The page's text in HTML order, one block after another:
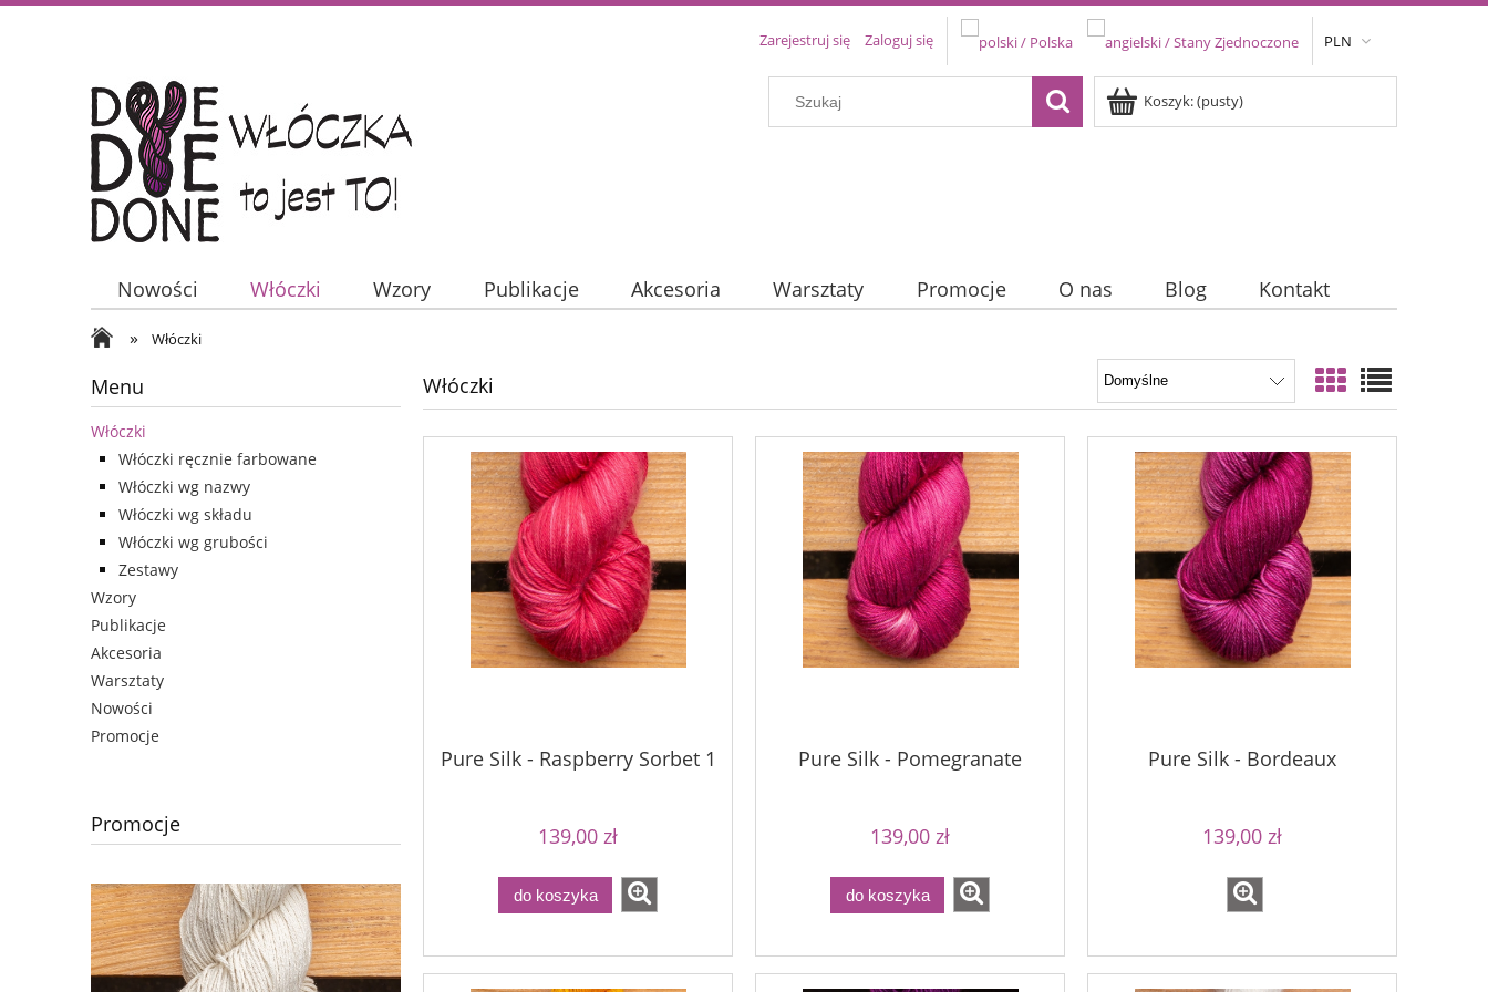
PLN
Zarejestruj się Zaloguj się
Koszyk:(pusty)
Nowości Włóczki Wzory Publikacje Akcesoria Warsztaty Promocje O nas Blog Kontakt
» Włóczki
Menu
Włóczki
Włóczki ręcznie farbowane
Włóczki wg nazwy
Włóczki wg składu
Włóczki wg grubości
Zestawy
Wzory
Publikacje
Akcesoria
Warsztaty
Nowości
Promocje
Promocje
Włóczki
Pure Silk - Raspberry Sorbet 1
139,00 zł
do koszyka
Pure Silk - Pomegranate
139,00 zł
do koszyka
Pure Silk - Bordeaux
139,00 zł